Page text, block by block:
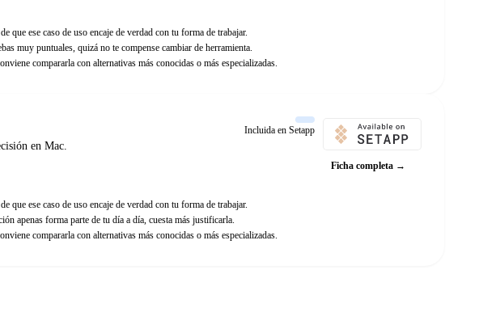
que ese caso de uso encaje de verdad con tu forma de trabajar.
muy puntuales, quizá no te compense cambiar de herramienta.
compararla con alternativas más conocidas o más especializadas.
en Mac.
Incluida en Setapp
que ese caso de uso encaje de verdad con tu forma de trabajar.
apenas forma parte de tu día a día, cuesta más justificarla.
compararla con alternativas más conocidas o más especializadas.
Ficha completa →